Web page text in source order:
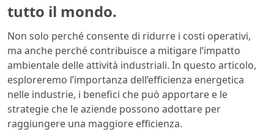
tutto il mondo.
Non solo perché consente di ridurre i costi operativi,
ma anche perché contribuisce a mitigare l’impatto
ambientale delle attività industriali. In questo articolo,
esploreremo l’importanza dell’efficienza energetica
nelle industrie, i benefici che può apportare e le
strategie che le aziende possono adottare per
raggiungere una maggiore efficienza.